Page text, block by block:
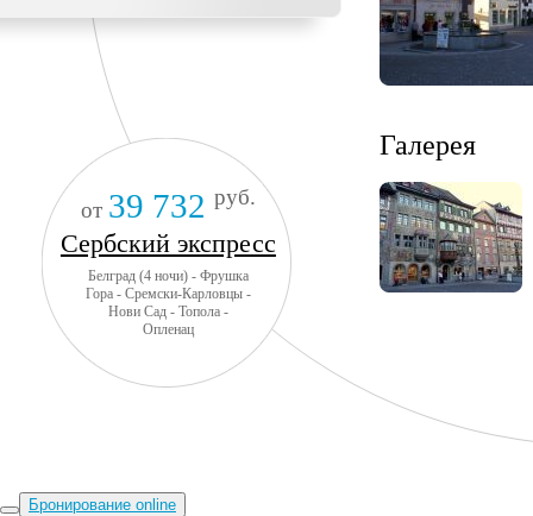
от 39 732 руб.
Сербский экспресс
Белград (4 ночи) - Фрушка
Гора - Сремски-Карловцы -
Нови Сад - Топола -
Опленац
Галерея
Бронирование online